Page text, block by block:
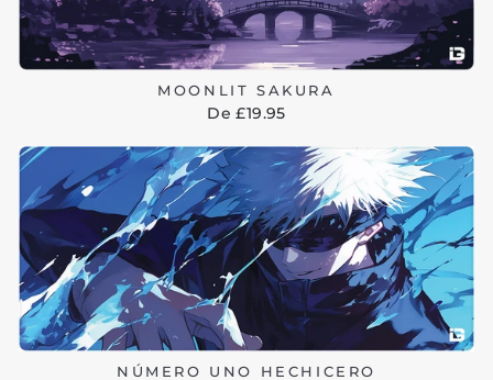
MOONLIT SAKURA
De £19.95
NÚMERO UNO HECHICERO